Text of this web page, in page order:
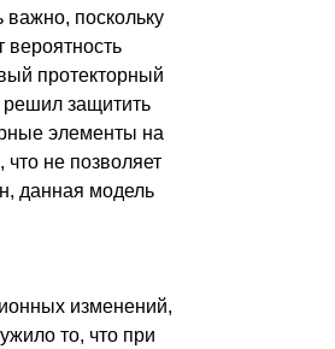
поскольку
протекторный
решил защитить
элементы на
не позволяет
данная модель
изменений,
то, что при